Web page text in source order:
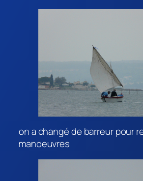
on a changé de barreur pour
manoeuvres